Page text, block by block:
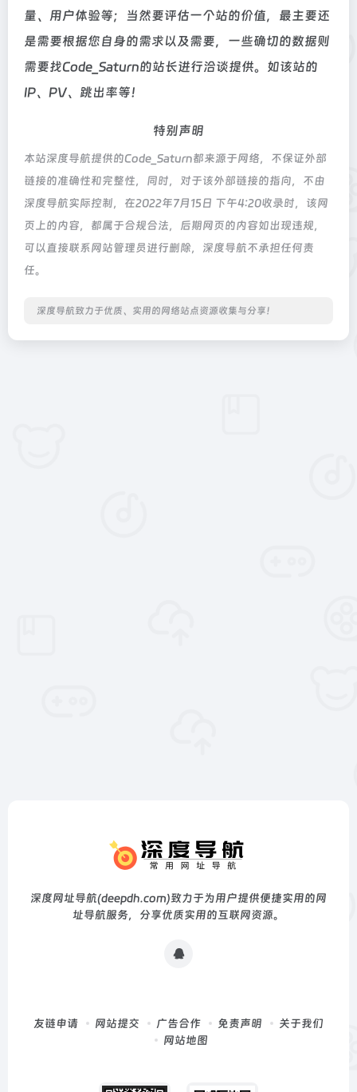
量、用户体验等；当然要评估一个站的价值，最主要还
是需要根据您自身的需求以及需要，一些确切的数据则
需要找Code_Saturn的站长进行洽谈提供。如该站的
IP、PV、跳出率等！
特别声明
本站深度导航提供的Code_Saturn都来源于网络，不保证外部
链接的准确性和完整性，同时，对于该外部链接的指向，不由
深度导航实际控制，在2022年7月15日 下午4:20收录时，该网
页上的内容，都属于合规合法，后期网页的内容如出现违规，
可以直接联系网站管理员进行删除，深度导航不承担任何责
任。
深度导航致力于优质、实用的网络站点资源收集与分享！
深度网址导航(deepdh.com)致力于为用户提供便捷实用的网
址导航服务，分享优质实用的互联网资源。
友链申请 网站提交 广告合作 免责声明
关于我们
网站地图